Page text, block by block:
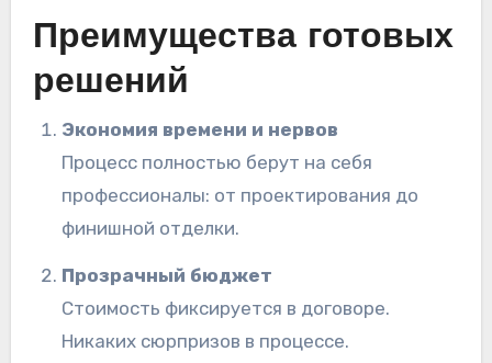
Преимущества готовых
решений
Экономия времени и нервов
Процесс полностью берут на себя
профессионалы: от проектирования до
финишной отделки.
Прозрачный бюджет
Стоимость фиксируется в договоре.
Никаких сюрпризов в процессе.